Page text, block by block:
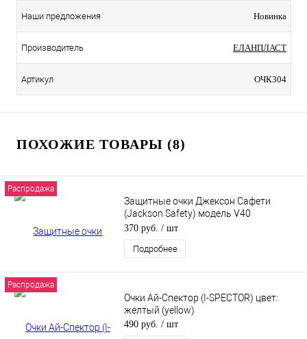
Наши предложения Новинка
Производитель ЕЛАНПЛАСТ
Артикул ОЧК304
ПОХОЖИЕ ТОВАРЫ (8)
Распродажа
Защитные очки Джексон Сафети
(Jackson Safety) модель V40
Хеллрейзер (Hellraiser) 25716
370 руб. / шт
Подробнее
Распродажа
Очки Ай-Спектор (I-SPECTOR) цвет:
желтый (yellow)
490 руб. / шт